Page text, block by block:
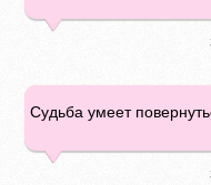
Судьба умеет